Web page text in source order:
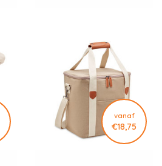
vanaf
€18,75